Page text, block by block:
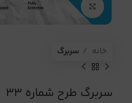
برای بزرگنمایی کلیک کنید
خانه سربرگ
سربرگ طرح شماره 33